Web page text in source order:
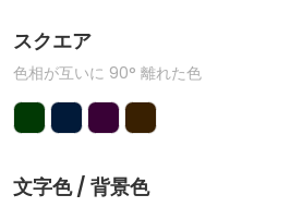
スクエア
色相が互いに 90° 離れた色
文字色 / 背景色